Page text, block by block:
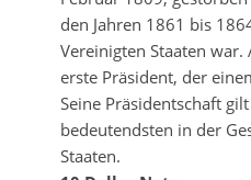
den Jahren 1861 bis
Vereinigten Staaten
erste Präsident, der
Seine Präsidentschaft
bedeutendsten in der
Staaten.